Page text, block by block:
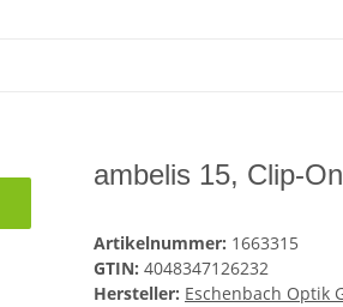
ambelis 15, Clip-On
Artikelnummer: 1663315
GTIN: 4048347126232
Hersteller: Eschenbach Optik